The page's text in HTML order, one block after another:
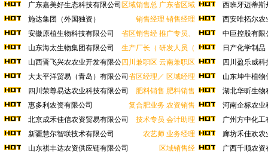
区域销售总 广东省区域
广东嘉美好生态科技有限公司
销售经理 销售经理
施达集团（外国独资）
省区销售经 推广专员、
安徽原植生物科技有限公司
生产厂长（ 研发人员（
山东海太生物集团有限公司
四川兼职区 云南兼职区
山西晋飞兴农农业开发有限公
司
省区经理／ 区域经理
大太平洋贸易（青岛）有限公司
肥料销售 肥料销售
四川荣尊易达农业科技有限公司
复合肥业务 农资销售
惠多利农资有限公司
技术专员 会计助理
北京成禾佳信农资贸易有限公司
农艺师 业务经理
新疆慧尔智联技术有限公司
区域销售经
山东祺丰达农资供应链有限公司
西班牙迈蒂斯
公司
西安唯拓尔农
中巨控股有限
日产化学制品
司
四川盈乐威科
山东坤牛植物
湖北华昕生物
河南企标农业
广州方中化工
廊坊禾佳欢农
广西千顺农资